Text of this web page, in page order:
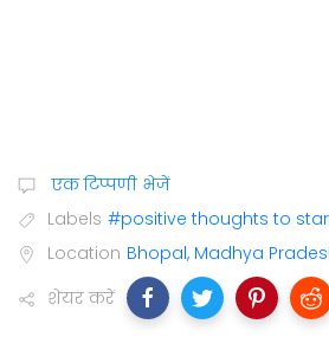
एक टिप्पणी भेजें
Labels #positive thoughts to
Location Bhopal, Madhya
शेयर करें